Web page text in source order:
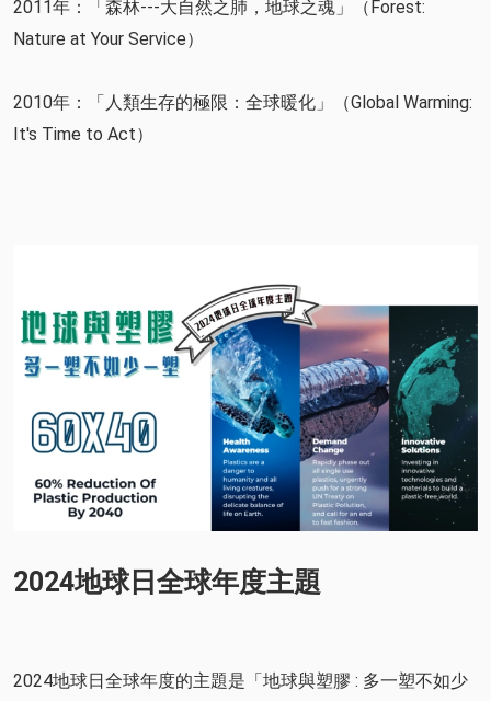
2011年：「森林---大自然之肺，地球之魂」（Forest:
Nature at Your Service）
2010年：「人類生存的極限：全球暖化」（Global Warming:
It's Time to Act）
2024地球日全球年度主題
2024地球日全球年度的主題是「地球與塑膠 : 多一塑不如少